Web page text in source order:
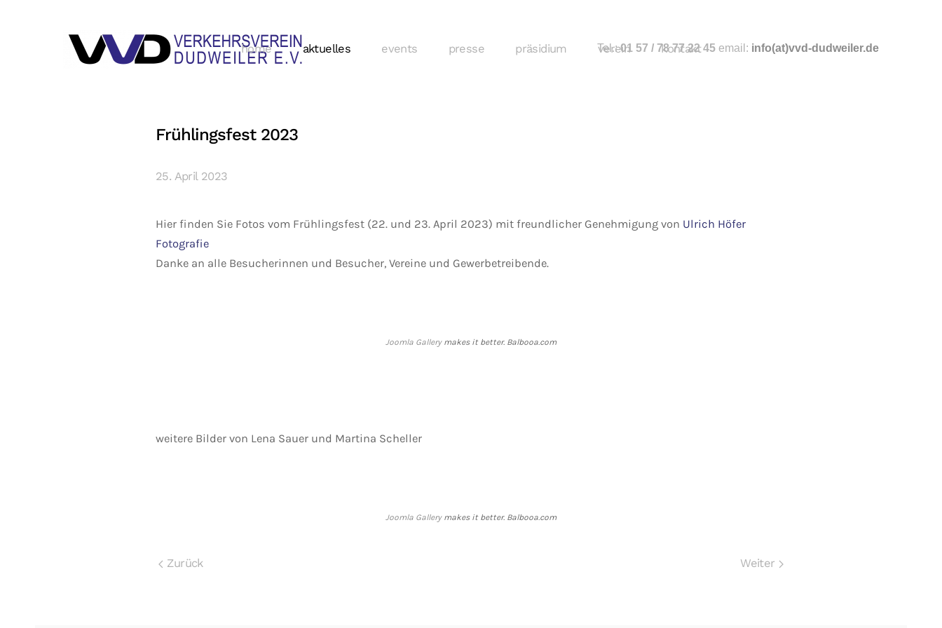
home aktuelles events presse präsidium verein kontakt
Tel.:01 57 / 78 77 22 45 email: info(at)vvd-dudweiler.de
Frühlingsfest 2023
25. April 2023
Hier finden Sie Fotos vom Frühlingsfest (22. und 23. April 2023) mit freundlicher Genehmigung von Ulrich Höfer
Fotografie
Danke an alle Besucherinnen und Besucher, Vereine und Gewerbetreibende.
Joomla Gallerymakes it better. Balbooa.com
weitere Bilder von Lena Sauer und Martina Scheller
Joomla Gallerymakes it better. Balbooa.com
Zurück Weiter